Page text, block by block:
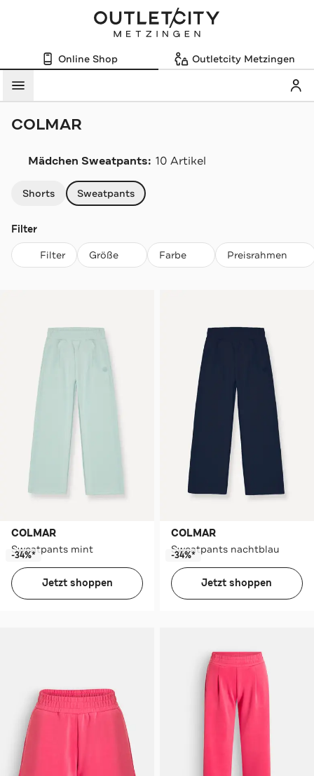
Online Shop Outletcity Metzingen
Menü
COLMAR
Mädchen Sweatpants: 10 Artikel
Shorts Sweatpants
Filter
Filter Größe Farbe Preisrahmen
COLMAR
Sweatpants mint
-34%*
Jetzt shoppen
COLMAR
Sweatpants nachtblau
-34%*
Jetzt shoppen